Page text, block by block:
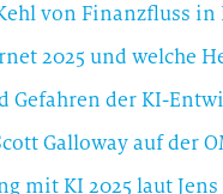
von Finanzfluss
2025 und welche
Gefahren der KI-
Galloway auf der
mit KI 2025 laut